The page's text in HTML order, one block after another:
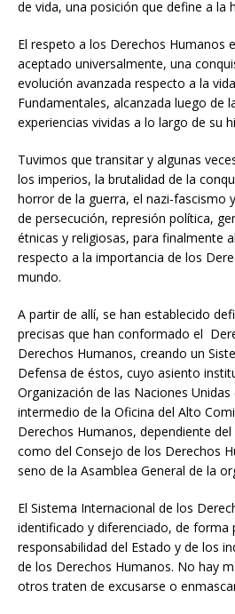
de vida, una posición que define a la
El respeto a los Derechos Humanos
aceptado universalmente, una
evolución avanzada respecto a la
Fundamentales, alcanzada luego de
experiencias vividas a lo largo de su
Tuvimos que transitar y algunas
los imperios, la brutalidad de la
horror de la guerra, el nazi-fascismo
de persecución, represión política,
étnicas y religiosas, para finalmente
respecto a la importancia de los
mundo.
A partir de allí, se han establecido
precisas que han conformado el
Derechos Humanos, creando un
Defensa de éstos, cuyo asiento
Organización de las Naciones
intermedio de la Oficina del Alto
Derechos Humanos, dependiente
como del Consejo de los Derechos
seno de la Asamblea General de la
El Sistema Internacional de los
identificado y diferenciado, de forma
responsabilidad del Estado y de los
de los Derechos Humanos. No hay
otros traten de excusarse o